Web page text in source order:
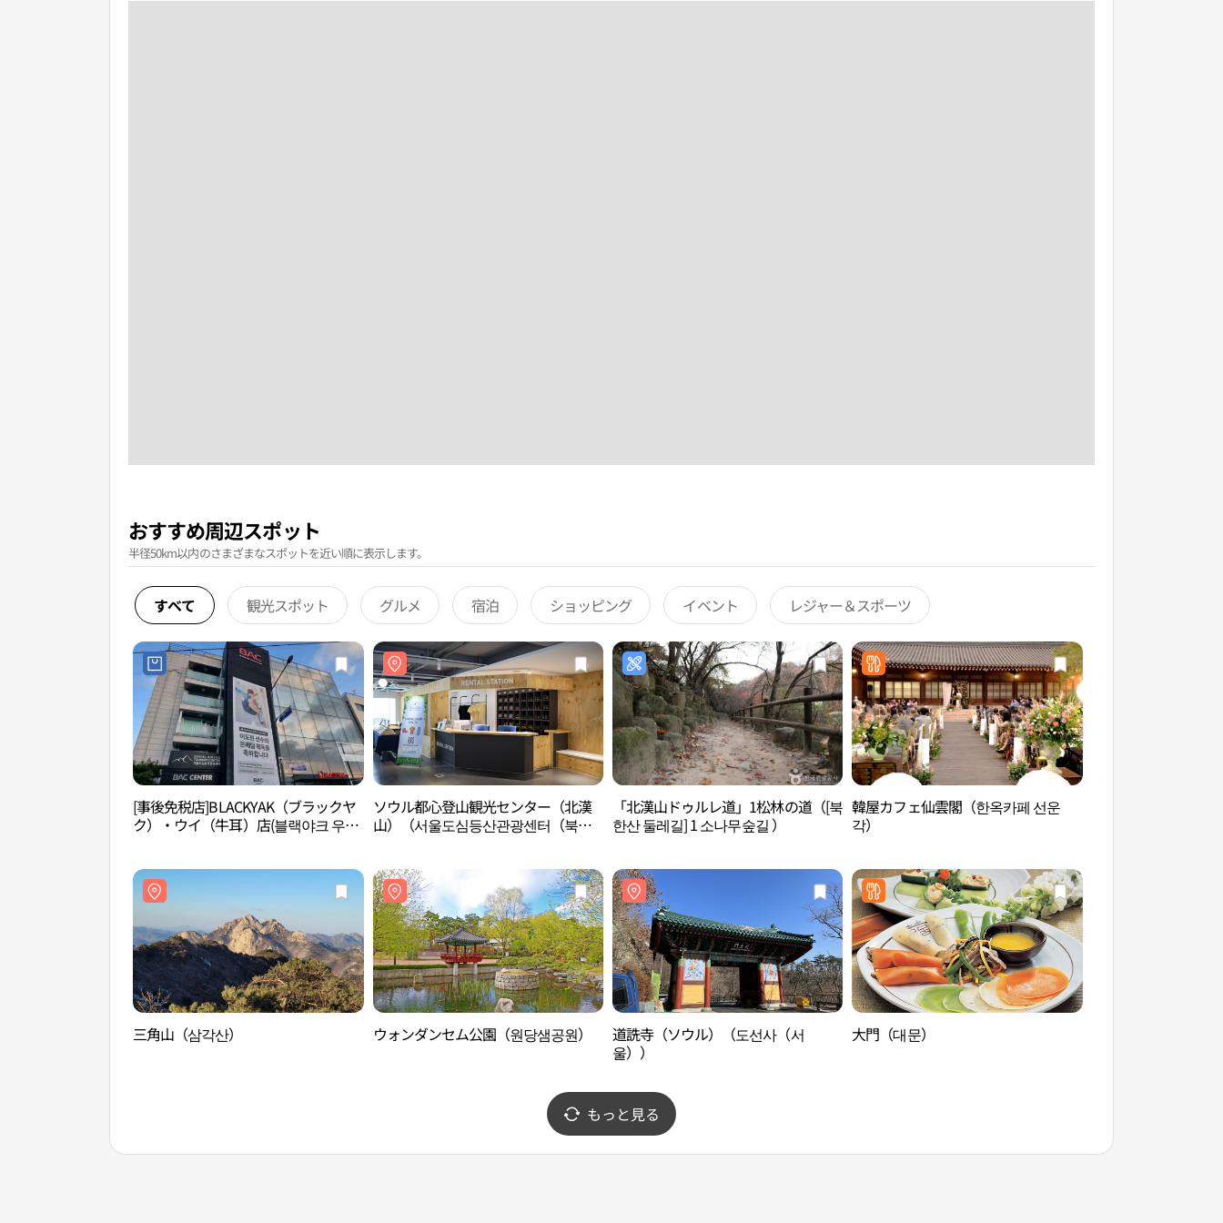
おすすめ周辺スポット
半径50km以内のさまざまなスポットを近い順に表示します。
すべて 観光スポット グルメ 宿泊 ショッピング イベント レジャー＆スポーツ
[事後免税店]BLACKYAK（ブラックヤ
ク）・ウイ（牛耳）店(블랙야크 우이
ソウル都心登山観光センター（北漢
山）（서울도심등산관광센터（북한
「北漢山ドゥルレ道」1松林の道（[북
한산 둘레길] 1 소나무숲길 ）
韓屋カフェ仙雲閣（한옥카페 선운
각）
三角山（삼각산） ウォンダンセム公園（원당샘공원）
道詵寺（ソウル）（도선사（서
울））
大門（대문）
もっと見る